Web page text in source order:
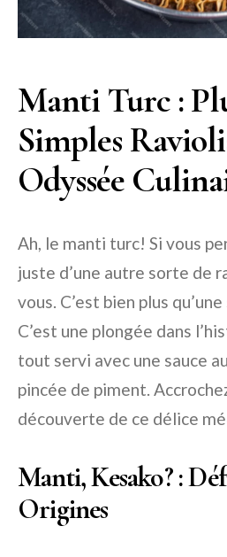
Manti Turc :
Simples
Odyssée
Ah, le manti turc! Si vous
juste d’une autre sorte de
vous. C’est bien plus
C’est une plongée dans
tout servi avec une sauce
pincée de piment.
découverte de ce délice
Manti, Kesako? :
Origines